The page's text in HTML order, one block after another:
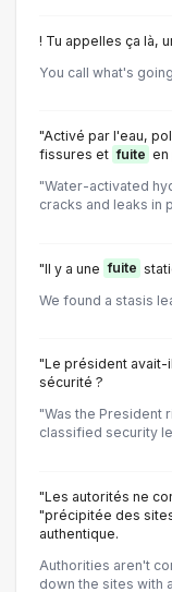
! Tu appelles ça là,
You call what's
"Activé par l'eau,
fissures et fuite en
"Water-activated
cracks and leaks in
"Il y a une fuite
We found a stasis
"Le président avait-
sécurité ?
"Was the President
classified security
"Les autorités ne
"précipitée des
authentique.
Authorities aren't
down the sites with